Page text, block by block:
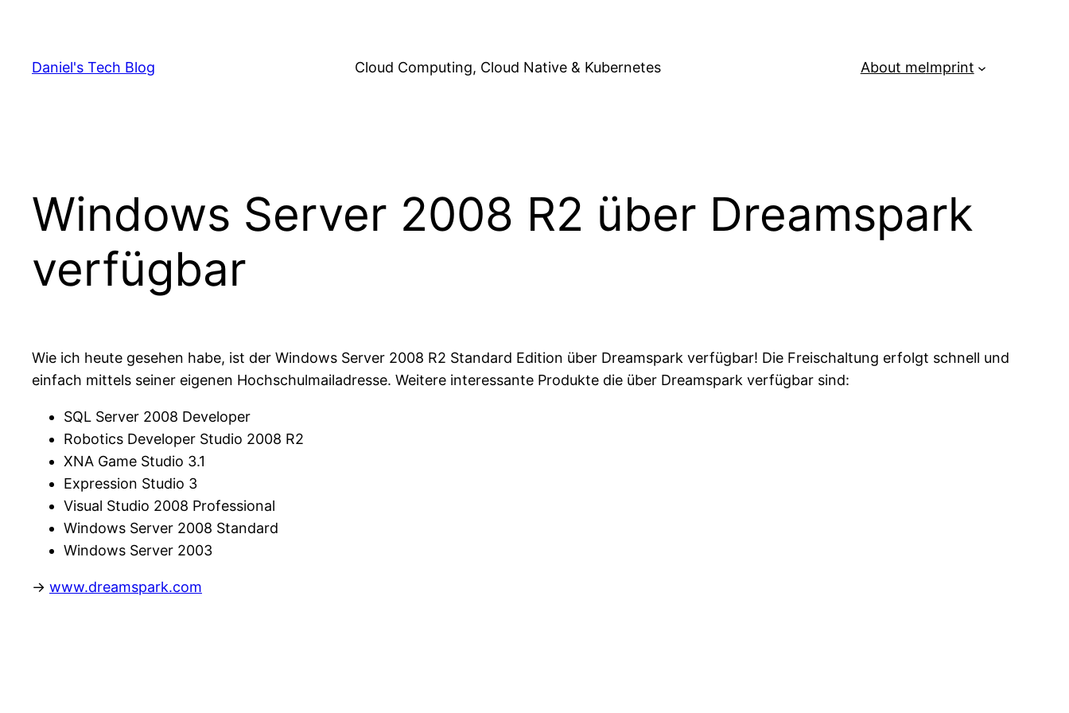
content
Daniel's Tech Blog Cloud Computing, Cloud Native & Kubernetes About meImprint
Windows Server 2008 R2 über Dreamspark
verfügbar
Wie ich heute gesehen habe, ist der Windows Server 2008 R2 Standard Edition über Dreamspark verfügbar! Die Freischaltung erfolgt schnell und
einfach mittels seiner eigenen Hochschulmailadresse. Weitere interessante Produkte die über Dreamspark verfügbar sind:
SQL Server 2008 Developer
Robotics Developer Studio 2008 R2
XNA Game Studio 3.1
Expression Studio 3
Visual Studio 2008 Professional
Windows Server 2008 Standard
Windows Server 2003
-> www.dreamspark.com